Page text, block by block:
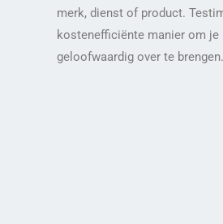
merk, dienst of product.
kostenefficiënte manier om je
geloofwaardig over te brengen.